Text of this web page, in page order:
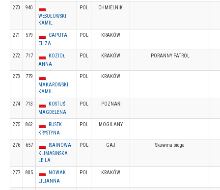
270
940
WESOŁOWSKI
KAMIL
POL CHMIELNIK
271 579
CAPUTA
ELIZA
POL KRAKÓW
272 717
KOZIOŁ
ANNA
POL KRAKÓW PORANNY PATROL
273
779
MAKAROWSKI
KAMIL
POL KRAKÓW
274 713
KOSTUŚ
MAGDELENA
POL POZNAŃ
275 862
RUSEK
KRYSTYNA
POL MOGILANY
276 657
ISAINOWA-
KLIMASINSKA
LEILA
POL GAJ Skawina biega
277 805
NOWAK
LILIANNA
POL KRAKÓW